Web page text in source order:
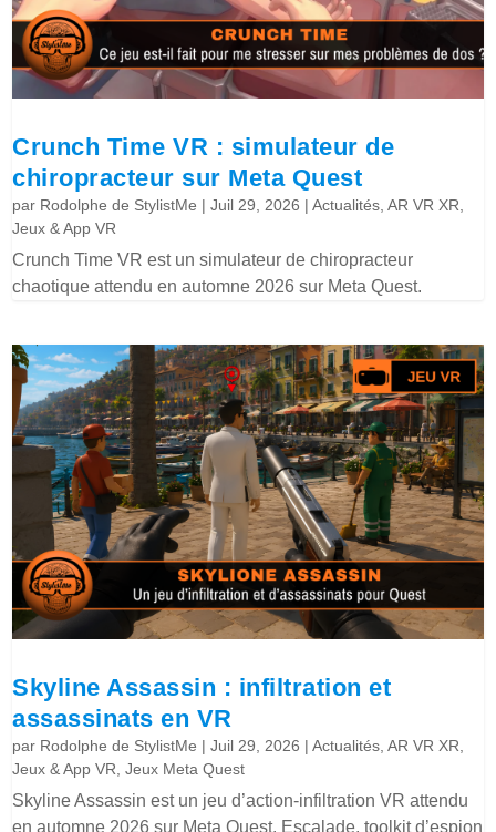
Crunch Time VR : simulateur de
chiropracteur sur Meta Quest
par Rodolphe de StylistMe |Juil 29, 2026 |Actualités,AR VR XR,
Jeux & App VR
Crunch Time VR est un simulateur de chiropracteur
chaotique attendu en automne 2026 sur Meta Quest.
Skyline Assassin : infiltration et
assassinats en VR
par Rodolphe de StylistMe |Juil 29, 2026 |Actualités,AR VR XR,
Jeux & App VR,Jeux Meta Quest
Skyline Assassin est un jeu d’action-infiltration VR attendu
en automne 2026 sur Meta Quest. Escalade, toolkit d’espion